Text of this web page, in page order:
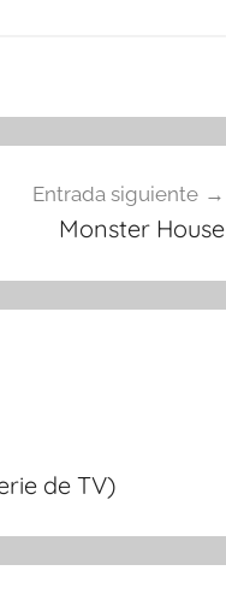
Entrada siguiente
Monster House
de TV)